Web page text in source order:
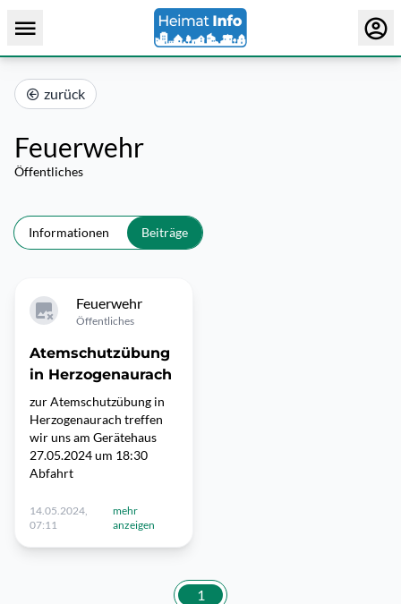
zurück
Feuerwehr
Öffentliches
Informationen Beiträge
Feuerwehr
Öffentliches
Atemschutzübung
in Herzogenaurach
zur Atemschutzübung in
Herzogenaurach treffen
wir uns am Gerätehaus
27.05.2024 um 18:30
Abfahrt
14.05.2024,
07:11
mehr
anzeigen
1